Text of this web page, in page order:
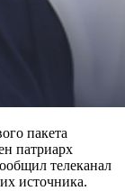
пакета
патриарх
телеканал
источника.